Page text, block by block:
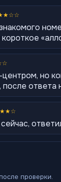
но
после
проверки.